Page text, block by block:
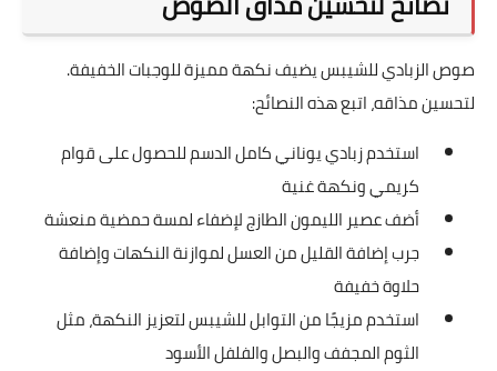
صوص الزبادي للشيبس يضيف نكهة مميزة للوجبات الخفيفة.
لتحسين مذاقه، اتبع هذه النصائح:
استخدم زبادي يوناني كامل الدسم للحصول على قوام
كريمي ونكهة غنية
أضف عصير الليمون الطازج لإضفاء لمسة حمضية منعشة
جرب إضافة القليل من العسل لموازنة النكهات وإضافة
حلاوة خفيفة
استخدم مزيجًا من التوابل للشيبس لتعزيز النكهة، مثل
الثوم المجفف والبصل والفلفل الأسود